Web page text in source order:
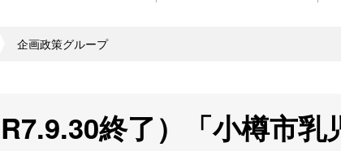
企画政策グループ
終了）「小樽市乳